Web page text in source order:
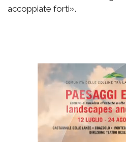
accoppiate forti».